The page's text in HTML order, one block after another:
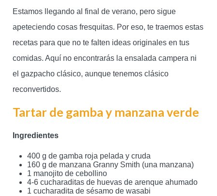
Estamos llegando al final de verano, pero sigue
apeteciendo cosas fresquitas. Por eso, te traemos estas
recetas para que no te falten ideas originales en tus
comidas. Aquí no encontrarás la ensalada campera ni
el gazpacho clásico, aunque tenemos clásico
reconvertidos.
Tartar de gamba y manzana verde
Ingredientes
400 g de gamba roja pelada y cruda
160 g de manzana Granny Smith (una manzana)
1 manojito de cebollino
4-6 cucharaditas de huevas de arenque ahumado
1 cucharadita de sésamo de wasabi